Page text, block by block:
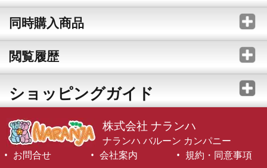
同時購入商品
閲覧履歴
ショッピングガイド
株式会社 ナランハ
ナランハ バルーン カンパニー
お問合せ
会社案内 規約・同意事項